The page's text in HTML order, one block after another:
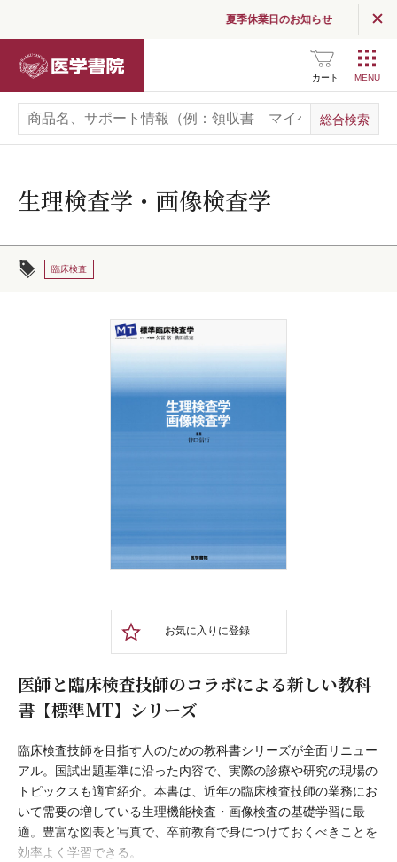
夏季休業日のお知らせ
カート
生理検査学・画像検査学
臨床検査
お気に入りに登録
医師と臨床検査技師のコラボによる新しい教科
書【標準MT】シリーズ
臨床検査技師を目指す人のための教科書シリーズが全面リニュー
アル。国試出題基準に沿った内容で、実際の診療や研究の現場の
トピックスも適宜紹介。本書は、近年の臨床検査技師の業務にお
いて需要の増している生理機能検査・画像検査の基礎学習に最
適。豊富な図表と写真で、卒前教育で身につけておくべきことを
効率よく学習できる。